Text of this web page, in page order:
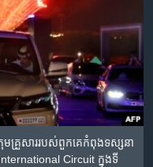
គ្រួសារ​របស់​ពួក​គេ​កំពុង​ទស្សនា​
Circuit ក្នុង​ទី